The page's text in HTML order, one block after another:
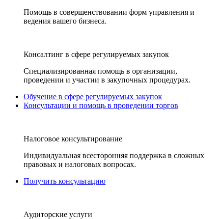
Помощь в совершенствовании форм управления и
ведения вашего бизнеса.
Консалтинг в сфере регулируемых закупок
Специализированная помощь в организации,
проведении и участии в закупочных процедурах.
Обучение в сфере регулируемых закупок
Консультации и помощь в проведении торгов
Налоговое консультирование
Индивидуальная всесторонняя поддержка в сложных
правовых и налоговых вопросах.
Получить консультацию
Аудиторские услуги